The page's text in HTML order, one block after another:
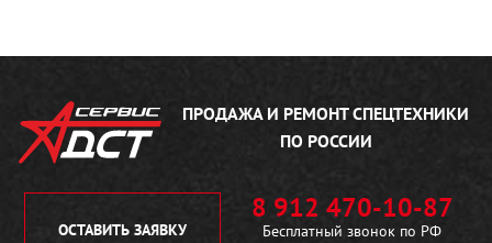
ПРОДАЖА И РЕМОНТСПЕЦТЕХНИКИ
ПО РОССИИ
ОСТАВИТЬ ЗАЯВКУ
8 912 470-10-87
Бесплатный звонок по РФ